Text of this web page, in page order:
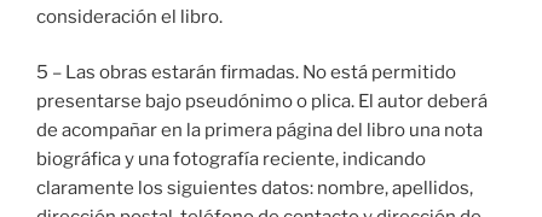
consideración el libro.
5 – Las obras estarán firmadas. No está permitido
presentarse bajo pseudónimo o plica. El autor deberá
de acompañar en la primera página del libro una nota
biográfica y una fotografía reciente, indicando
claramente los siguientes datos: nombre, apellidos,